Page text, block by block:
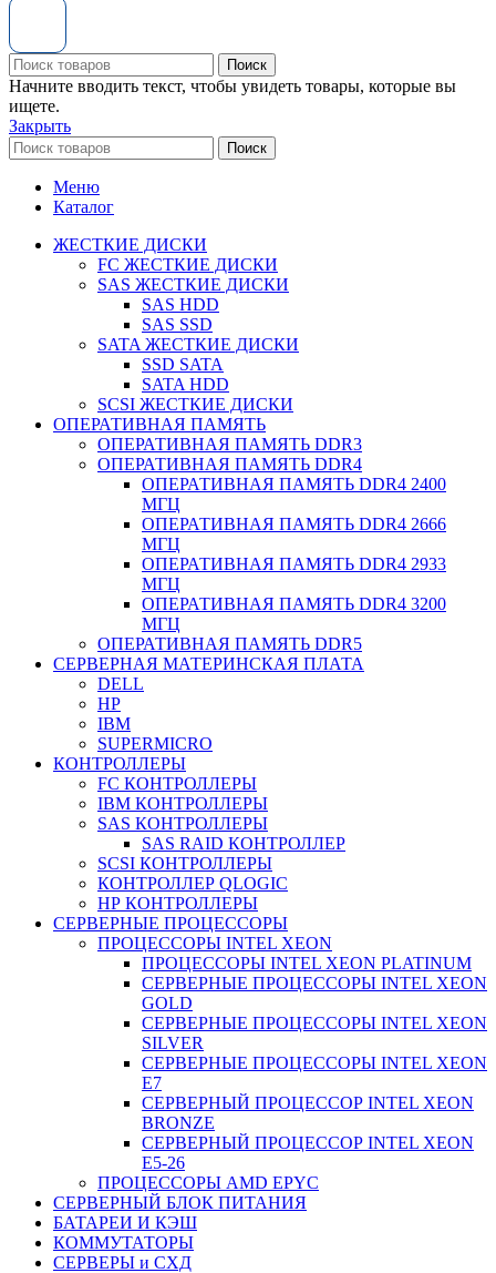
Поиск
Начните вводить текст, чтобы увидеть товары, которые вы
ищете.
Закрыть
Поиск
Меню
Каталог
ЖЕСТКИЕ ДИСКИ
FC ЖЕСТКИЕ ДИСКИ
SAS ЖЕСТКИЕ ДИСКИ
SAS HDD
SAS SSD
SATA ЖЕСТКИЕ ДИСКИ
SSD SATA
SATA HDD
SCSI ЖЕСТКИЕ ДИСКИ
ОПЕРАТИВНАЯ ПАМЯТЬ
ОПЕРАТИВНАЯ ПАМЯТЬ DDR3
ОПЕРАТИВНАЯ ПАМЯТЬ DDR4
ОПЕРАТИВНАЯ ПАМЯТЬ DDR4 2400
МГЦ
ОПЕРАТИВНАЯ ПАМЯТЬ DDR4 2666
МГЦ
ОПЕРАТИВНАЯ ПАМЯТЬ DDR4 2933
МГЦ
ОПЕРАТИВНАЯ ПАМЯТЬ DDR4 3200
МГЦ
ОПЕРАТИВНАЯ ПАМЯТЬ DDR5
СЕРВЕРНАЯ МАТЕРИНСКАЯ ПЛАТА
DELL
HP
IBM
SUPERMICRO
КОНТРОЛЛЕРЫ
FC КОНТРОЛЛЕРЫ
IBM КОНТРОЛЛЕРЫ
SAS КОНТРОЛЛЕРЫ
SAS RAID КОНТРОЛЛЕР
SCSI КОНТРОЛЛЕРЫ
КОНТРОЛЛЕР QLOGIC
НР КОНТРОЛЛЕРЫ
СЕРВЕРНЫЕ ПРОЦЕССОРЫ
ПРОЦЕССОРЫ INTEL XEON
ПРОЦЕССОРЫ INTEL XEON PLATINUM
СЕРВЕРНЫЕ ПРОЦЕССОРЫ INTEL XEON
GOLD
СЕРВЕРНЫЕ ПРОЦЕССОРЫ INTEL XEON
SILVER
СЕРВЕРНЫЕ ПРОЦЕССОРЫ INTEL XEON
Е7
СЕРВЕРНЫЙ ПРОЦЕССОР INTEL XEON
BRONZE
СЕРВЕРНЫЙ ПРОЦЕССОР INTEL XEON
Е5-26
ПРОЦЕССОРЫ AMD EPYC
СЕРВЕРНЫЙ БЛОК ПИТАНИЯ
БАТАРЕИ И КЭШ
КОММУТАТОРЫ
СЕРВЕРЫ и СХД